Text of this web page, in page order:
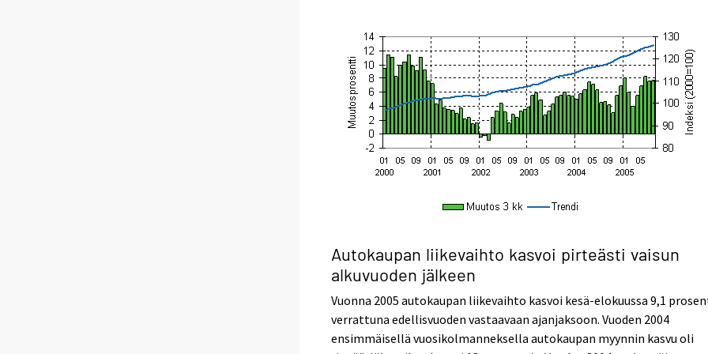
Autokaupan liikevaihto kasvoi pirteästi vaisun
alkuvuoden jälkeen
Vuonna 2005 autokaupan liikevaihto kasvoi kesä-elokuussa 9,1
verrattuna edellisvuoden vastaavaan ajanjaksoon. Vuoden 2004
ensimmäisellä vuosikolmanneksella autokaupan myynnin kasvu oli